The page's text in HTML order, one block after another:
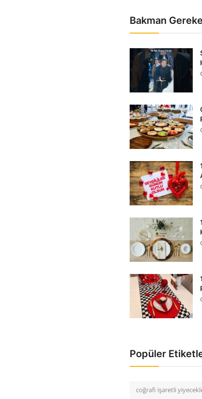
Bakman
Popüler
coğrafi işaretli